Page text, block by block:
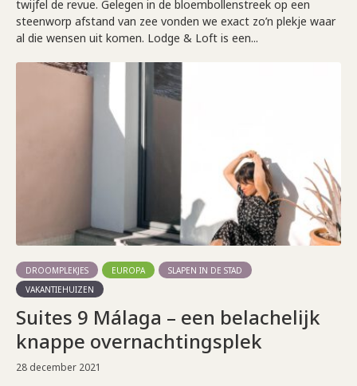
twijfel de revue. Gelegen in de bloembollenstreek op een
steenworp afstand van zee vonden we exact zo’n plekje waar
al die wensen uit komen. Lodge & Loft is een...
DROOMPLEKJES EUROPA
SLAPEN IN DE STAD
VAKANTIEHUIZEN
Suites 9 Málaga – een belachelijk
knappe overnachtingsplek
28 december 2021